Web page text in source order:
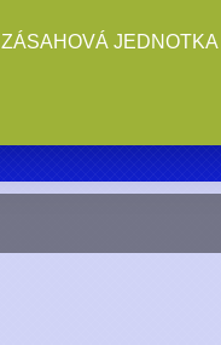
ZÁSAHOVÁ JEDNOTKA